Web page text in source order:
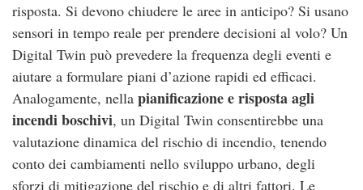
risposta. Si devono chiudere le aree in anticipo? Si usano
sensori in tempo reale per prendere decisioni al volo? Un
Digital Twin può prevedere la frequenza degli eventi e
aiutare a formulare piani d’azione rapidi ed efficaci.
Analogamente, nella pianificazione e risposta agli
incendi boschivi, un Digital Twin consentirebbe una
valutazione dinamica del rischio di incendio, tenendo
conto dei cambiamenti nello sviluppo urbano, degli
sforzi di mitigazione del rischio e di altri fattori. Le